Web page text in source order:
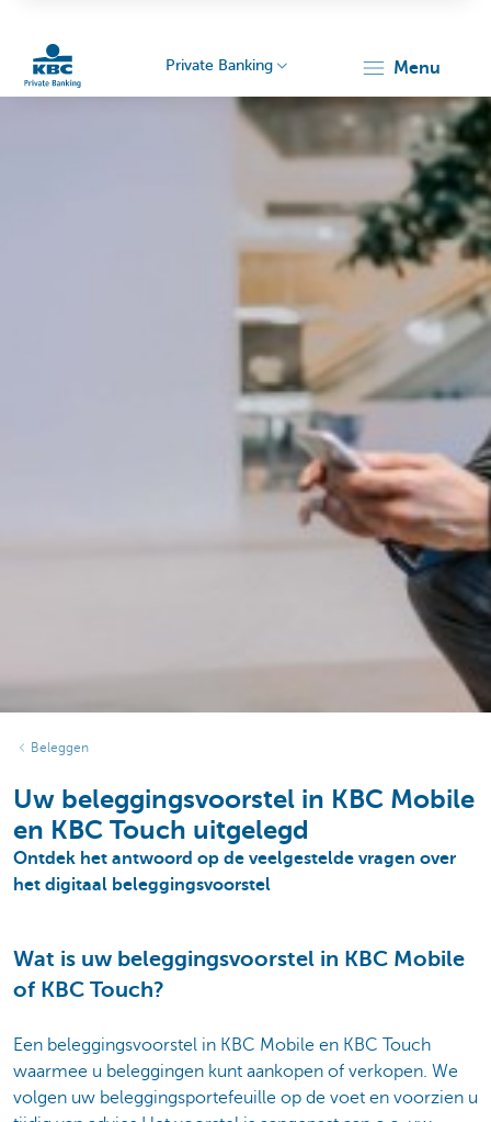
Private Banking menu
Beleggen
Uw beleggingsvoorstel in KBC Mobile
en KBC Touch uitgelegd
Ontdek het antwoord op de veelgestelde vragen over
het digitaal beleggingsvoorstel
Wat is uw beleggingsvoorstel in KBC Mobile
of KBC Touch?
Een beleggingsvoorstel in KBC Mobile en KBC Touch
waarmee u beleggingen kunt aankopen of verkopen. We
volgen uw beleggingsportefeuille op de voet en voorzien u